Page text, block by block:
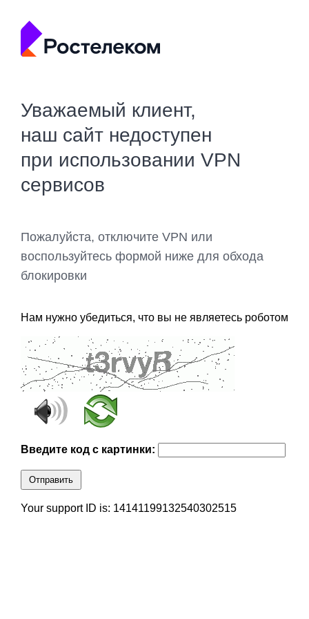
Уважаемый клиент,
наш сайт недоступен
при использовании VPN
сервисов
Пожалуйста, отключите VPN или
воспользуйтесь формой ниже для обхода
блокировки
Нам нужно убедиться, что вы не являетесь роботом
Введите код с картинки:
Отправить
Your support ID is: 14141199132540302515